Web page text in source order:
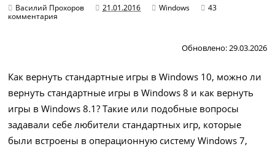
Василий Прохоров 21.01.2016 Windows
43
комментария
Обновлено: 29.03.2026
Как вернуть стандартные игры в Windows 10, можно ли
вернуть стандартные игры в Windows 8 и как вернуть
игры в Windows 8.1? Такие или подобные вопросы
задавали себе любители стандартных игр, которые
были встроены в операционную систему Windows 7,